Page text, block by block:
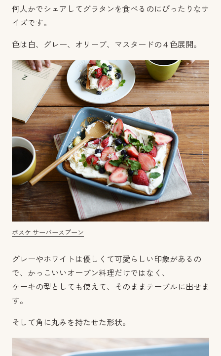
何人かでシェアしてグラタンを食べるのにぴったりなサ
イズです。
色は白、グレー、オリーブ、マスタードの４色展開。
ボスケ サーバースプーン
グレーやホワイトは優しくて可愛らしい印象があるの
で、かっこいいオーブン料理だけではなく、
ケーキの型としても使えて、そのままテーブルに出せま
す。
そして角に丸みを持たせた形状。